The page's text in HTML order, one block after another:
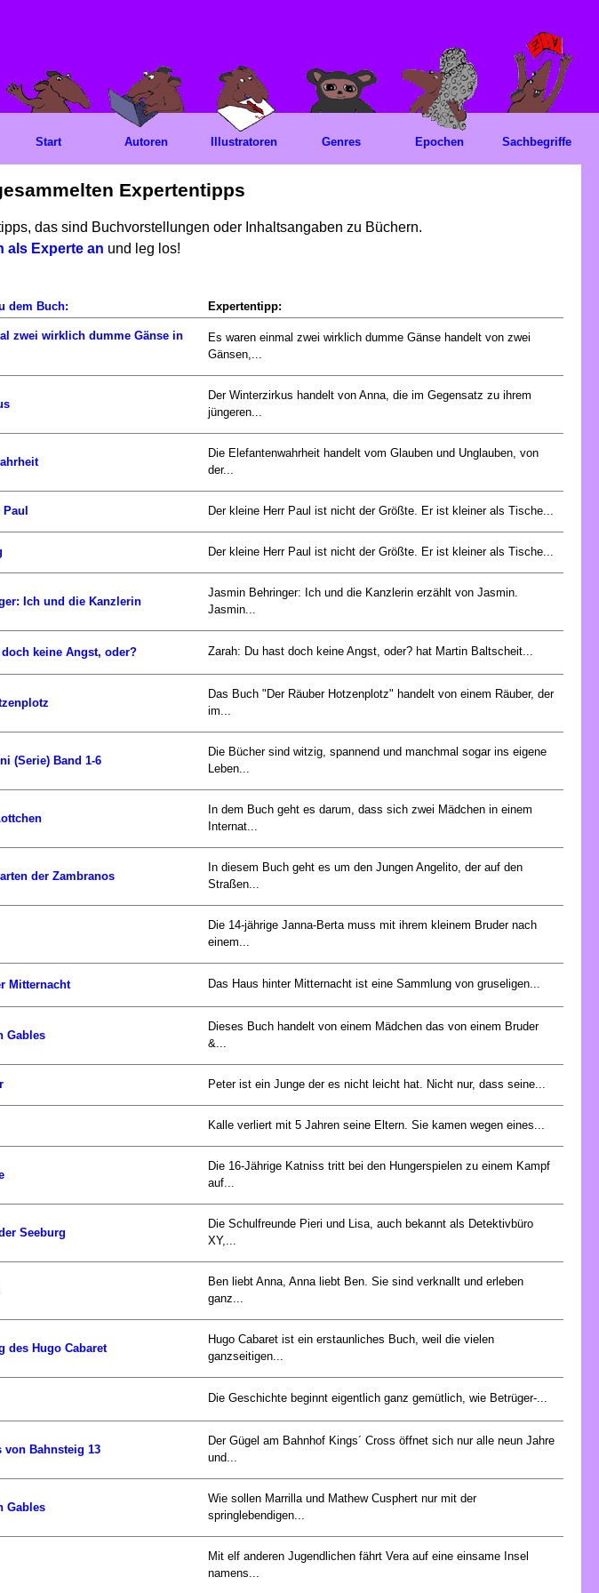
Expertentipps
das sind Buchvorstellungen oder Inhaltsangaben zu Büchern.
als Experte an und leg los!
dem Buch: Expertentipp:
zwei wirklich dumme Gänse in
Es waren einmal zwei wirklich dumme Gänse handelt von zwei
Gänsen,...
Der Winterzirkus handelt von Anna, die im Gegensatz zu ihrem
jüngeren...
Die Elefantenwahrheit handelt vom Glauben und Unglauben, von
der...
Paul Der kleine Herr Paul ist nicht der Größte. Er ist kleiner als Tische...
Der kleine Herr Paul ist nicht der Größte. Er ist kleiner als Tische...
Ich und die Kanzlerin
Jasmin Behringer: Ich und die Kanzlerin erzählt von Jasmin.
Jasmin...
keine Angst, oder? Zarah: Du hast doch keine Angst, oder? hat Martin Baltscheit...
Das Buch "Der Räuber Hotzenplotz" handelt von einem Räuber, der
im...
(Serie) Band 1-6
Die Bücher sind witzig, spannend und manchmal sogar ins eigene
Leben...
In dem Buch geht es darum, dass sich zwei Mädchen in einem
Internat...
der Zambranos
In diesem Buch geht es um den Jungen Angelito, der auf den
Straßen...
Die 14-jährige Janna-Berta muss mit ihrem kleinem Bruder nach
einem...
Mitternacht Das Haus hinter Mitternacht ist eine Sammlung von gruseligen...
Gables
Dieses Buch handelt von einem Mädchen das von einem Bruder
&...
Peter ist ein Junge der es nicht leicht hat. Nicht nur, dass seine...
Kalle verliert mit 5 Jahren seine Eltern. Sie kamen wegen eines...
Die 16-Jährige Katniss tritt bei den Hungerspielen zu einem Kampf
auf...
Seeburg
Die Schulfreunde Pieri und Lisa, auch bekannt als Detektivbüro
XY,...
Ben liebt Anna, Anna liebt Ben. Sie sind verknallt und erleben
ganz...
des Hugo Cabaret
Hugo Cabaret ist ein erstaunliches Buch, weil die vielen
ganzseitigen...
Die Geschichte beginnt eigentlich ganz gemütlich, wie Betrüger-...
von Bahnsteig 13
Der Gügel am Bahnhof Kings´ Cross öffnet sich nur alle neun Jahre
und...
Gables
Wie sollen Marrilla und Mathew Cusphert nur mit der
springlebendigen...
Mit elf anderen Jugendlichen fährt Vera auf eine einsame Insel
namens...
Start Autoren Illustratoren Genres Epochen Sachbegriffe